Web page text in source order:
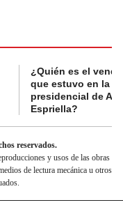
¿Quién es el
que estuvo en la
presidencial de
Espriella?
reservados.
y usos de las obras
de lectura mecánica u otros